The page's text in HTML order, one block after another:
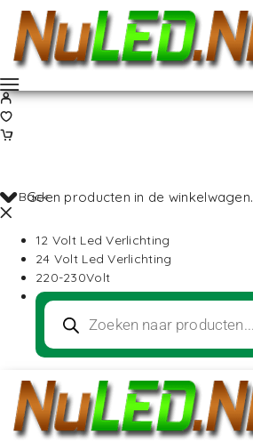
Geen producten in de winkelwagen.
Back
12 Volt Led Verlichting
24 Volt Led Verlichting
220-230Volt